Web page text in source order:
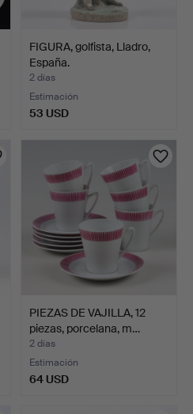
FIGURA, golfista, Lladro,
España.
2 días
Estimación
53 USD
PIEZAS DE VAJILLA, 12
piezas, porcelana, m…
2 días
Estimación
64 USD